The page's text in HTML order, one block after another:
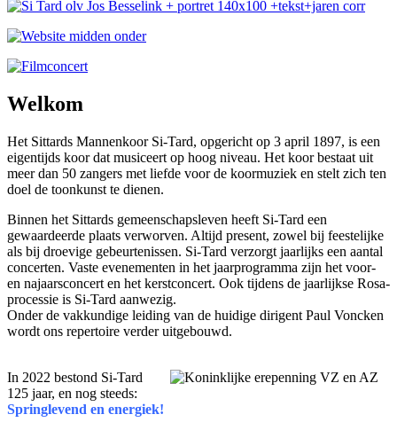
Welkom
Het Sittards Mannenkoor Si-Tard, opgericht op 3 april 1897, is een
eigentijds koor dat musiceert op hoog niveau. Het koor bestaat uit
meer dan 50 zangers met liefde voor de koormuziek en stelt zich ten
doel de toonkunst te dienen.
Binnen het Sittards gemeenschapsleven heeft Si-Tard een
gewaardeerde plaats verworven. Altijd present, zowel bij feestelijke
als bij droevige gebeurtenissen. Si-Tard verzorgt jaarlijks een aantal
concerten. Vaste evenementen in het jaarprogramma zijn het voor-
en najaarsconcert en het kerstconcert. Ook tijdens de jaarlijkse Rosa-
processie is Si-Tard aanwezig.
Onder de vakkundige leiding van de huidige dirigent Paul Voncken
wordt ons repertoire verder uitgebouwd.
In 2022 bestond Si-Tard
125 jaar, en nog steeds:
Springlevend en energiek!